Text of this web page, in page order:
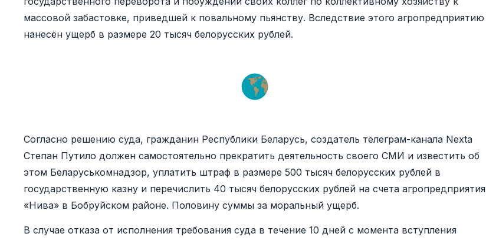
массовой забастовке, приведшей к повальному пьянству. Вследствие этого агропредприятию
нанесён ущерб в размере 20 тысяч белорусских рублей.
Согласно решению суда, гражданин Республики Беларусь, создатель телеграм-канала Nexta
Степан Путило должен самостоятельно прекратить деятельность своего СМИ и известить об
этом Беларуськомнадзор, уплатить штраф в размере 500 тысяч белорусских рублей в
государственную казну и перечислить 40 тысяч белорусских рублей на счета агропредприятия
«Нива» в Бобруйском районе. Половину суммы за моральный ущерб.
В случае отказа от исполнения требования суда в течение 10 дней с момента вступления